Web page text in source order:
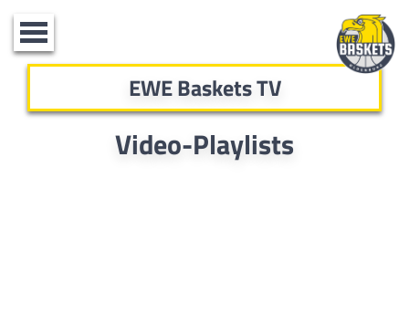
Toggle
navigation
EWE Baskets TV
Video-Playlists